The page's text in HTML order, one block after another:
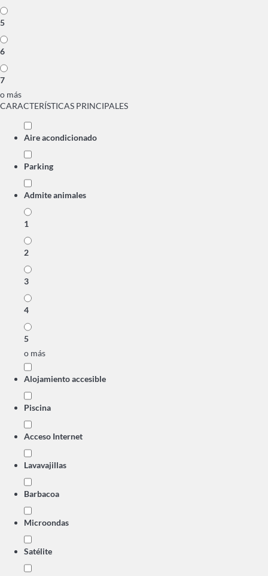
5
6
7
o más
CARACTERÍSTICAS PRINCIPALES
Aire acondicionado
Parking
Admite animales
1
2
3
4
5
o más
Alojamiento accesible
Piscina
Acceso Internet
Lavavajillas
Barbacoa
Microondas
Satélite